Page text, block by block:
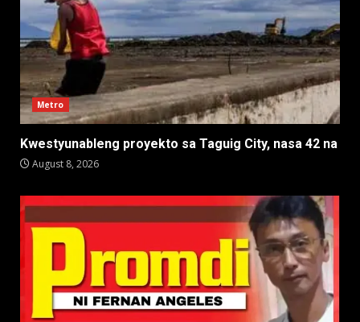
Metro
Kwestyunableng proyekto sa Taguig City, nasa 42 na
August 8, 2026